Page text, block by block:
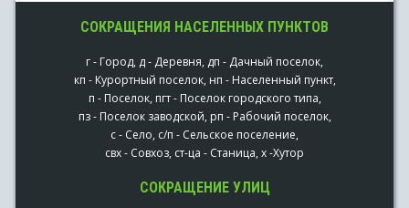
СОКРАЩЕНИЯ НАСЕЛЕННЫХ ПУНКТОВ
г - Город, д - Деревня, дп - Дачный поселок,
кп - Курортный поселок, нп - Населенный пункт,
п - Поселок, пгт - Поселок городского типа,
пз - Поселок заводской, рп - Рабочий поселок,
с - Село, с/п - Сельское поселение,
свх - Совхоз, ст-ца - Станица, х -Хутор
СОКРАЩЕНИЕ УЛИЦ